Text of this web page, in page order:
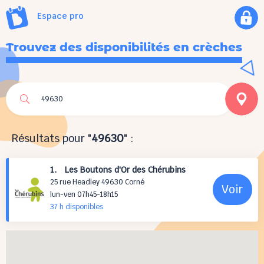
Espace pro
Trouvez des disponibilités en crèches
Résultats pour "49630" :
1. Les Boutons d'Or des Chérubins
25 rue Headley 49630 Corné
lun-ven 07h45-18h15
37 h disponibles
Voir